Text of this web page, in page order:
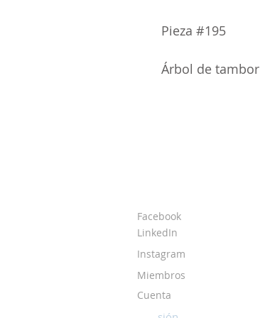
Pieza #195
Árbol de tambor
Facebook
LinkedIn
Instagram
Miembros
Cuenta